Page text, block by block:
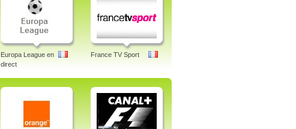
Europa League en
direct
France TV Sport